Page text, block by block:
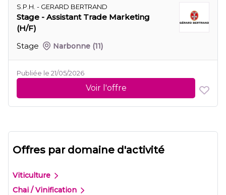
S.P.H. - GERARD BERTRAND
Stage - Assistant Trade Marketing
(H/F)
Stage
Narbonne (11)
Publiée le 21/05/2026
Voir l'offre
Offres par domaine d'activité
Viticulture
Chai / Vinification